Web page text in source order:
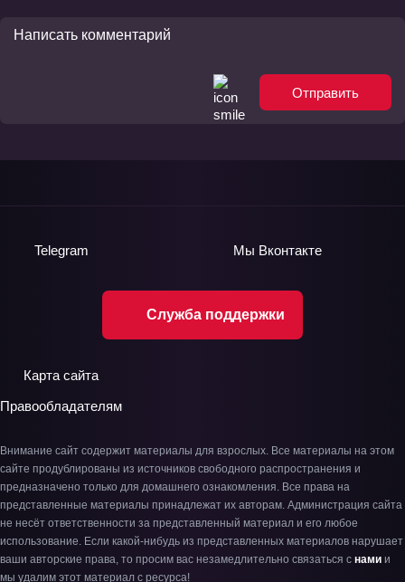
Отправить
Служба поддержки
Telegram Мы Вконтакте
Карта сайта
Правообладателям
Внимание сайт содержит материалы для взрослых. Все материалы на этом
сайте продублированы из источников свободного распространения и
предназначено только для домашнего ознакомления. Все права на
представленные материалы принадлежат их авторам. Администрация сайта
не несёт ответственности за представленный материал и его любое
использование. Если какой-нибудь из представленных материалов нарушает
ваши авторские права, то просим вас незамедлительно связаться с нами и
мы удалим этот материал с ресурса!